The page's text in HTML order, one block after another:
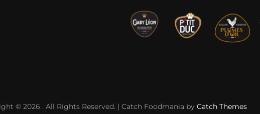
© 2026 . All Rights Reserved. | Catch Foodmania by Catch Themes